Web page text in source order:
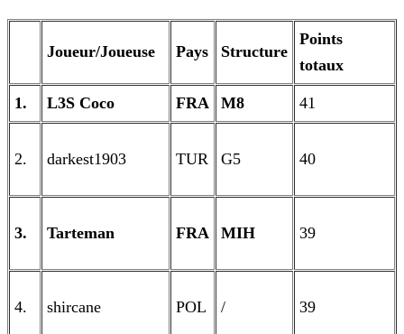
Joueur/Joueuse Pays Structure
Points
totaux
1. L3S Coco FRA M8 41
2. darkest1903 TUR G5 40
3. Tarteman FRA MIH 39
4. shircane POL / 39